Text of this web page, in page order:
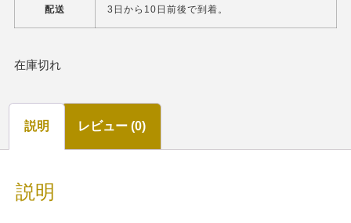
配送 3日から10日前後で到着。
在庫切れ
説明 レビュー (0)
説明